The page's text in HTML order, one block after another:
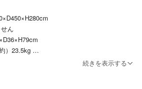
ん
）23.5kg
トン(ポリエステル65%、綿35%)
続きを表示する